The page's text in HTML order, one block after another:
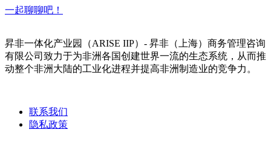
一起聊聊吧！
昇非一体化产业园（ARISE IIP）- 昇非（上海）商务管理咨询
有限公司致力于为非洲各国创建世界一流的生态系统，从而推
动整个非洲大陆的工业化进程并提高非洲制造业的竞争力。
联系我们
隐私政策